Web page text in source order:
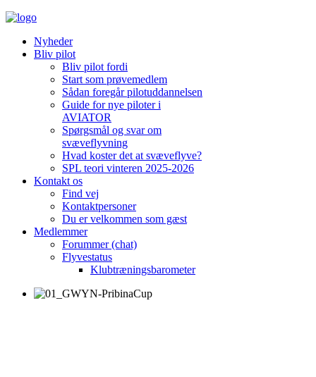
Nyheder
Bliv pilot
Bliv pilot fordi
Start som prøvemedlem
Sådan foregår pilotuddannelsen
Guide for nye piloter i
AVIATOR
Spørgsmål og svar om
svæveflyvning
Hvad koster det at svæveflyve?
SPL teori vinteren 2025-2026
Kontakt os
Find vej
Kontaktpersoner
Du er velkommen som gæst
Medlemmer
Forummer (chat)
Flyvestatus
Klubtræningsbarometer